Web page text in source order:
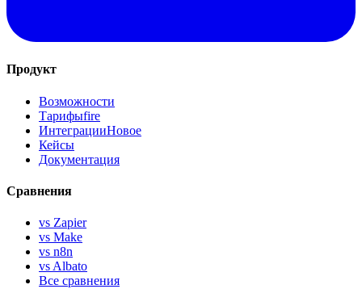
Продукт
Возможности
Тарифыfire
ИнтеграцииНовое
Кейсы
Документация
Сравнения
vs Zapier
vs Make
vs n8n
vs Albato
Все сравнения